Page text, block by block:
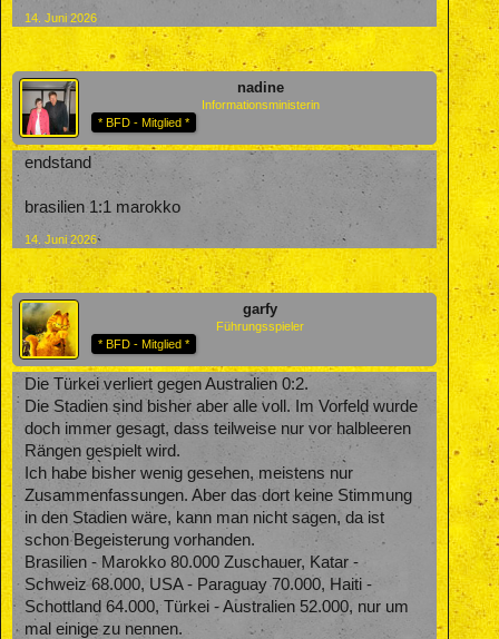
14. Juni 2026
nadine
Informationsministerin
* BFD - Mitglied *
endstand
brasilien 1:1 marokko
14. Juni 2026
garfy
Führungsspieler
* BFD - Mitglied *
Die Türkei verliert gegen Australien 0:2.
Die Stadien sind bisher aber alle voll. Im Vorfeld wurde
doch immer gesagt, dass teilweise nur vor halbleeren
Rängen gespielt wird.
Ich habe bisher wenig gesehen, meistens nur
Zusammenfassungen. Aber das dort keine Stimmung
in den Stadien wäre, kann man nicht sagen, da ist
schon Begeisterung vorhanden.
Brasilien - Marokko 80.000 Zuschauer, Katar -
Schweiz 68.000, USA - Paraguay 70.000, Haiti -
Schottland 64.000, Türkei - Australien 52.000, nur um
mal einige zu nennen.